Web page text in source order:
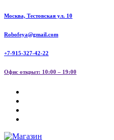
Перейти
содержанию
Москва, Тестовская ул. 10
Robofeya@gmail.com
+7-915-327-42-22
Офис открыт: 10:00 – 19:00